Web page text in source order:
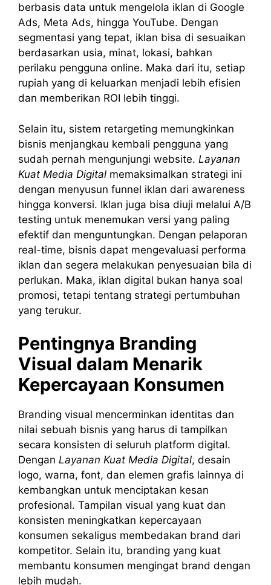
berbasis data untuk mengelola iklan di Google
Ads, Meta Ads, hingga YouTube. Dengan
segmentasi yang tepat, iklan bisa di sesuaikan
berdasarkan usia, minat, lokasi, bahkan
perilaku pengguna online. Maka dari itu, setiap
rupiah yang di keluarkan menjadi lebih efisien
dan memberikan ROI lebih tinggi.
Selain itu, sistem retargeting memungkinkan
bisnis menjangkau kembali pengguna yang
sudah pernah mengunjungi website. Layanan
Kuat Media Digital memaksimalkan strategi ini
dengan menyusun funnel iklan dari awareness
hingga konversi. Iklan juga bisa diuji melalui A/B
testing untuk menemukan versi yang paling
efektif dan menguntungkan. Dengan pelaporan
real-time, bisnis dapat mengevaluasi performa
iklan dan segera melakukan penyesuaian bila di
perlukan. Maka, iklan digital bukan hanya soal
promosi, tetapi tentang strategi pertumbuhan
yang terukur.
Pentingnya Branding
Visual dalam Menarik
Kepercayaan Konsumen
Branding visual mencerminkan identitas dan
nilai sebuah bisnis yang harus di tampilkan
secara konsisten di seluruh platform digital.
Dengan Layanan Kuat Media Digital, desain
logo, warna, font, dan elemen grafis lainnya di
kembangkan untuk menciptakan kesan
profesional. Tampilan visual yang kuat dan
konsisten meningkatkan kepercayaan
konsumen sekaligus membedakan brand dari
kompetitor. Selain itu, branding yang kuat
membantu konsumen mengingat brand dengan
lebih mudah.